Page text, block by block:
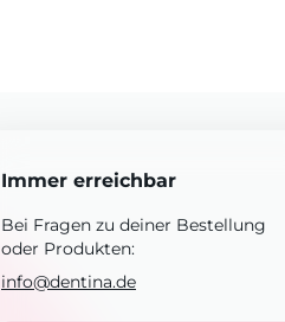
Immer erreichbar
Bei Fragen zu deiner Bestellung
oder Produkten:
info@dentina.de